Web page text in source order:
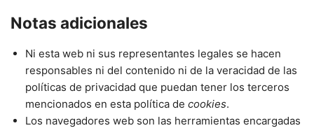
Notas adicionales
Ni esta web ni sus representantes legales se hacen
responsables ni del contenido ni de la veracidad de las
políticas de privacidad que puedan tener los terceros
mencionados en esta política de cookies.
Los navegadores web son las herramientas encargadas